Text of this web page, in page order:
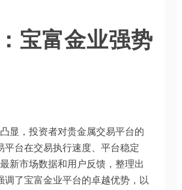
宝富金业强势
显，投资者对贵金属交易平台的
台在交易执行速度、平台稳定
新市场数据和用户反馈，整理出
了宝富金业平台的卓越优势，以